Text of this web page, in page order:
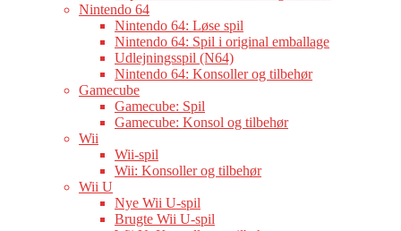
Nintendo 64
Nintendo 64: Løse spil
Nintendo 64: Spil i original emballage
Udlejningsspil (N64)
Nintendo 64: Konsoller og tilbehør
Gamecube
Gamecube: Spil
Gamecube: Konsol og tilbehør
Wii
Wii-spil
Wii: Konsoller og tilbehør
Wii U
Nye Wii U-spil
Brugte Wii U-spil